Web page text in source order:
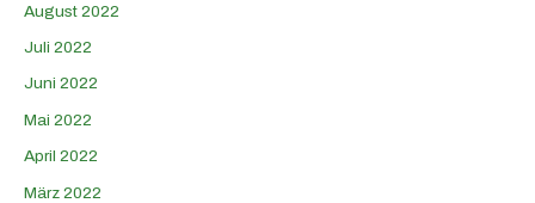
August 2022
Juli 2022
Juni 2022
Mai 2022
April 2022
März 2022